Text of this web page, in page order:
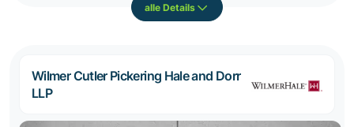
alle Details
Wilmer Cutler Pickering Hale and Dorr
LLP